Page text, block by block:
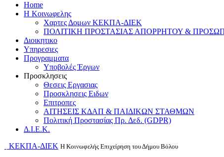
Home
Η Κοινωφελης
Χαρτες Δομων ΚΕΚΠΑ-ΔΙΕΚ
ΠΟΛΙΤΙΚΗ ΠΡΟΣΤΑΣΙΑΣ ΑΠΟΡΡΗΤΟΥ &
Διοικητικο
Υπηρεσιες
Προγραμματα
Υποβολές Έργων
Προσκλησεις
Θεσεις Εργασιας
Προσκλησεις Ειδων
Επιτροπες
ΑΙΤΗΣΕΙΣ ΚΔΑΠ & ΠΑΙΔΙΚΩΝ ΣΤΑΘΜΩΝ
Πολιτική Προστασίας Πρ. Δεδ. (GDPR)
Δ.Ι.Ε.Κ.
ΚΕΚΠΑ-ΔΙΕΚ Η Κοινωφελής Επιχείρηση του Δήμου Βόλου